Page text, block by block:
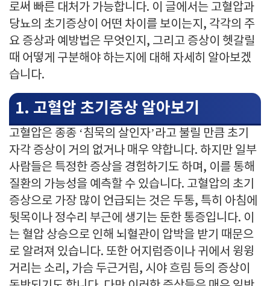
로써 빠른 대처가 가능합니다. 이 글에서는 고혈압과
당뇨의 초기증상이 어떤 차이를 보이는지, 각각의 주
요 증상과 예방법은 무엇인지, 그리고 증상이 헷갈릴
때 어떻게 구분해야 하는지에 대해 자세히 알아보겠
습니다.
1. 고혈압 초기증상 알아보기
고혈압은 종종 ‘침묵의 살인자’라고 불릴 만큼 초기
자각 증상이 거의 없거나 매우 약합니다. 하지만 일부
사람들은 특정한 증상을 경험하기도 하며, 이를 통해
질환의 가능성을 예측할 수 있습니다. 고혈압의 초기
증상으로 가장 많이 언급되는 것은 두통, 특히 아침에
뒷목이나 정수리 부근에 생기는 둔한 통증입니다. 이
는 혈압 상승으로 인해 뇌혈관이 압박을 받기 때문으
로 알려져 있습니다. 또한 어지럼증이나 귀에서 윙윙
거리는 소리, 가슴 두근거림, 시야 흐림 등의 증상이